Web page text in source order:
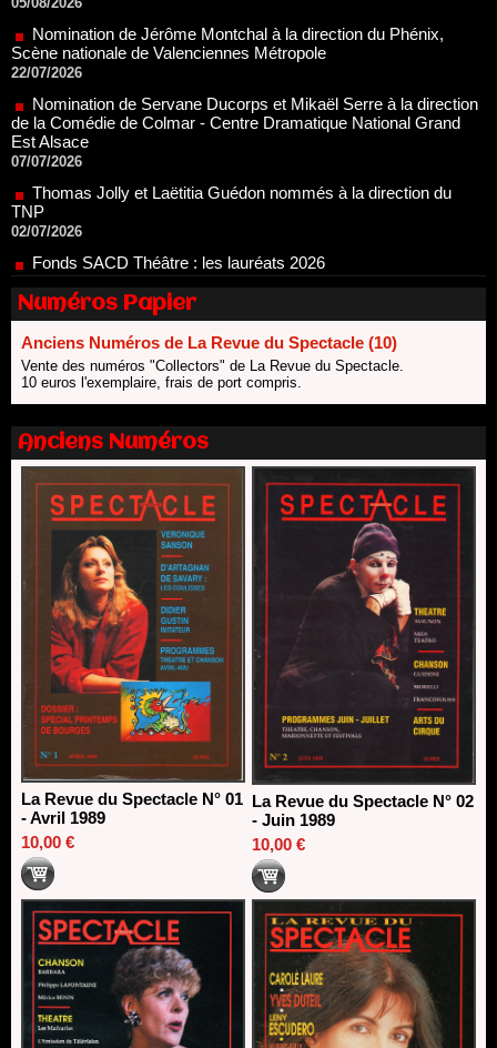
Scène nationale de Valenciennes Métropole
22/07/2026
Nomination de Servane Ducorps et Mikaël Serre à la direction
de la Comédie de Colmar - Centre Dramatique National Grand
07/07/2026
Thomas Jolly et Laëtitia Guédon nommés à la direction du
TNP
02/07/2026
Fonds SACD Théâtre : les lauréats 2026
23/06/2026
Dispositif ARTCENA Écrire pour le cirque, les lauréats 2026 !
20/06/2026
Le palmarès des prix SACD 2026
18/06/2026
Les 10 lauréats du Fonds Grandes Formes Théâtre 2026
SACD
13/06/2026
Nomination de Nathalie Garraud et Olivier Saccomano à la
direction du Théâtre de Gennevilliers - CDN
Dispositif SACD Auteurs d'espaces : les lauréats 2026
18/03/2026
Numéros Papier
Anciens Numéros de La Revue du Spectacle (10)
Vente des numéros "Collectors" de La Revue du Spectacle.
10 euros l'exemplaire, frais de port compris.
Anciens Numéros
La Revue du Spectacle N° 01
- Avril 1989
10,00 €
La Revue du Spectacle N° 02
- Juin 1989
10,00 €